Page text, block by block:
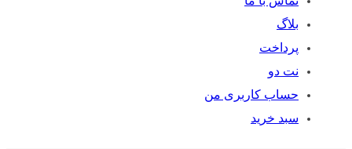
بلاگ
پرداخت
نت دو
حساب کاربری من
سبد خرید